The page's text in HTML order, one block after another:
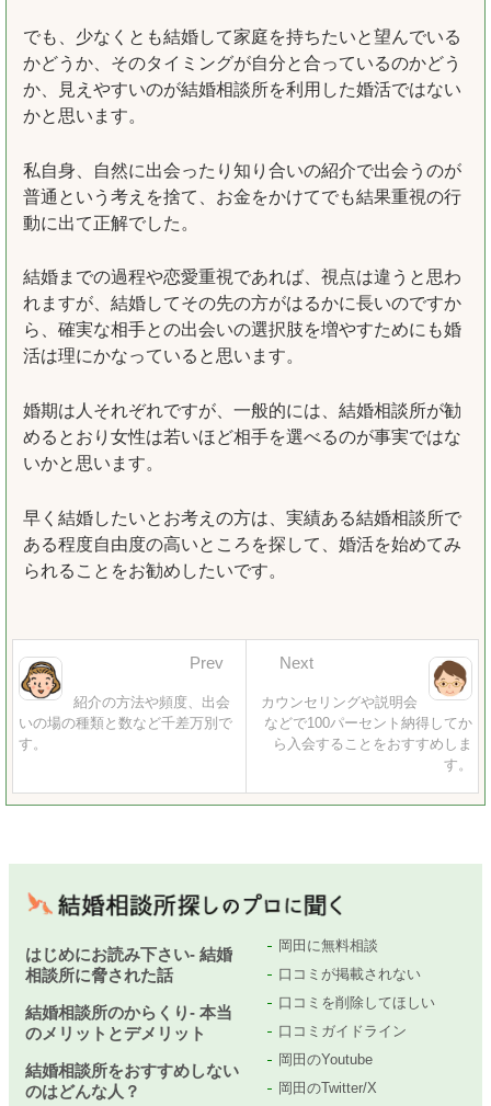
でも、少なくとも結婚して家庭を持ちたいと望んでいる
かどうか、そのタイミングが自分と合っているのかどう
か、見えやすいのが結婚相談所を利用した婚活ではない
かと思います。
私自身、自然に出会ったり知り合いの紹介で出会うのが
普通という考えを捨て、お金をかけてでも結果重視の行
動に出て正解でした。
結婚までの過程や恋愛重視であれば、視点は違うと思わ
れますが、結婚してその先の方がはるかに長いのですか
ら、確実な相手との出会いの選択肢を増やすためにも婚
活は理にかなっていると思います。
婚期は人それぞれですが、一般的には、結婚相談所が勧
めるとおり女性は若いほど相手を選べるのが事実ではな
いかと思います。
早く結婚したいとお考えの方は、実績ある結婚相談所で
ある程度自由度の高いところを探して、婚活を始めてみ
られることをお勧めしたいです。
カウンセリングや説明会
などで100パーセント納得してか
ら入会することをおすすめしま
す。
Next
紹介の方法や頻度、出会
いの場の種類と数など千差万別で
す。
Prev
はじめにお読み下さい- 結婚
相談所に脅された話
結婚相談所のからくり- 本当
のメリットとデメリット
結婚相談所をおすすめしない
のはどんな人？
岡田に無料相談
口コミが掲載されない
口コミを削除してほしい
口コミガイドライン
岡田のYoutube
岡田のTwitter/X